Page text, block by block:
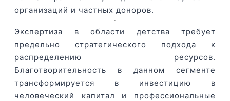
организаций и частных доноров.
Экспертиза в области детства требует
предельно стратегического подхода к
распределению ресурсов.
Благотворительность в данном сегменте
трансформируется в инвестицию в
человеческий капитал и профессиональные